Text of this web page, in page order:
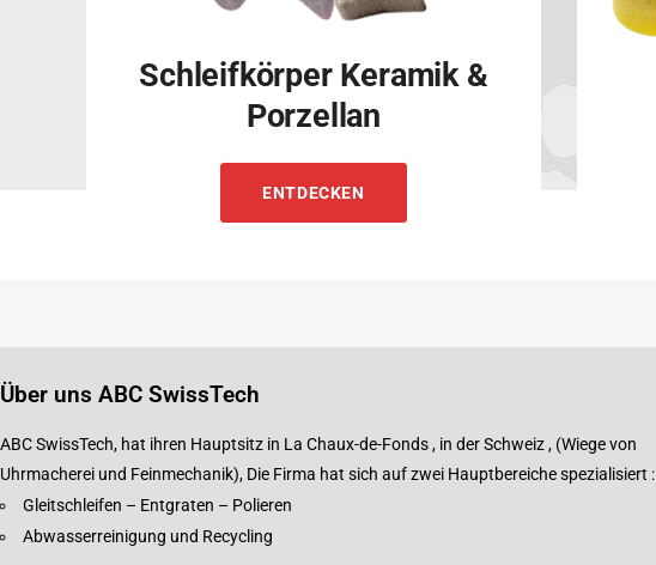
Schleifkörper Keramik &
Porzellan
ENTDECKEN
Über uns ABC SwissTech
ABC SwissTech, hat ihren Hauptsitz in La Chaux-de-Fonds , in der Schweiz , (Wiege von
Uhrmacherei und Feinmechanik), Die Firma hat sich auf zwei Hauptbereiche spezialisiert :
Gleitschleifen – Entgraten – Polieren
Abwasserreinigung und Recycling